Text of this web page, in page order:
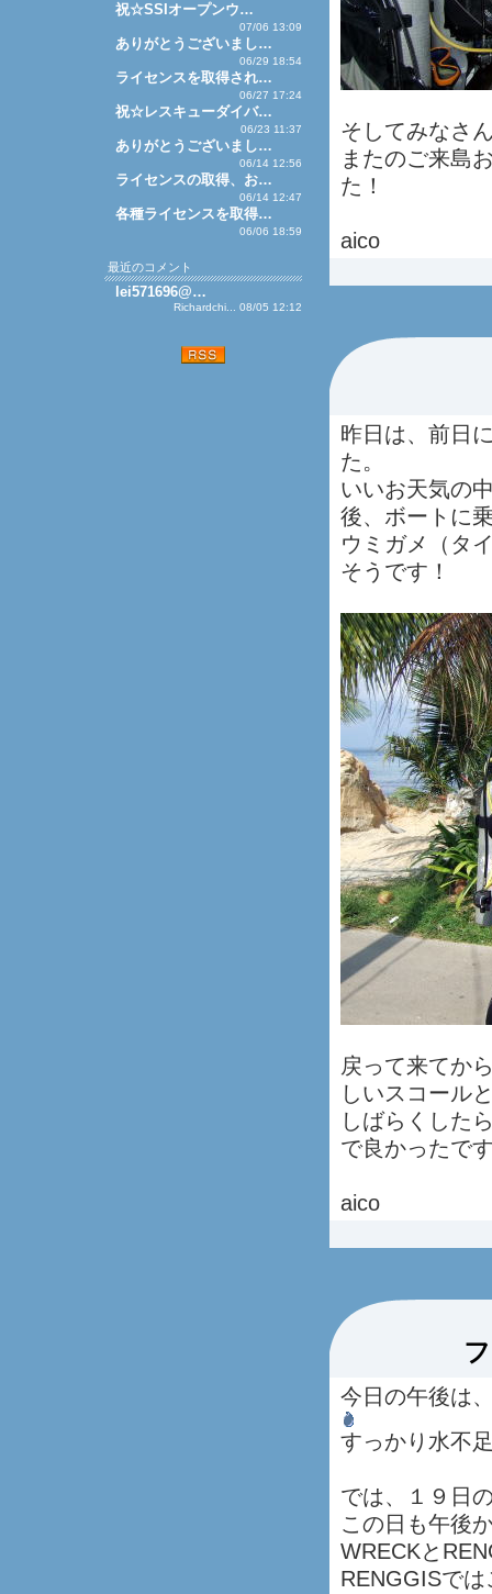
そしてみなさ
またのご来島
た！
aico
昨日は、前日
た。
いいお天気の
後、ボートに
ウミガメ（タ
そうです！
戻って来てか
しいスコール
しばらくした
で良かったで
aico
今日の午後は
すっかり水不
では、１９日
この日も午後
WRECKと
RENGGISで
祝☆SSIオープンウ…
07/06 13:09
ありがとうございまし…
06/29 18:54
ライセンスを取得され…
06/27 17:24
祝☆レスキューダイバ…
06/23 11:37
ありがとうございまし…
06/14 12:56
ライセンスの取得、お…
06/14 12:47
各種ライセンスを取得…
06/06 18:59
最近のコメント
lei571696@…
Richardchi... 08/05 12:12